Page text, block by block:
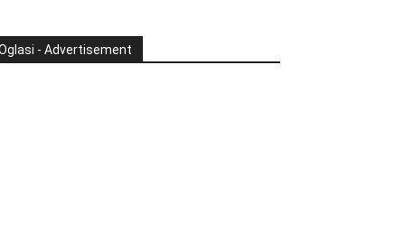
- Advertisement